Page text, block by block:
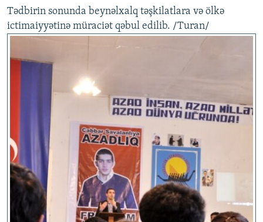
Tədbirin sonunda beynəlxalq təşkilatlara və ölkə
ictimaiyyətinə müraciət qəbul edilib. /Turan/